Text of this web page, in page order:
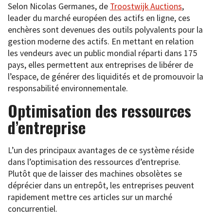
Selon Nicolas Germanes, de Troostwijk Auctions,
leader du marché européen des actifs en ligne, ces
enchères sont devenues des outils polyvalents pour la
gestion moderne des actifs. En mettant en relation
les vendeurs avec un public mondial réparti dans 175
pays, elles permettent aux entreprises de libérer de
l’espace, de générer des liquidités et de promouvoir la
responsabilité environnementale.
Optimisation des ressources
d’entreprise
L’un des principaux avantages de ce système réside
dans l’optimisation des ressources d’entreprise.
Plutôt que de laisser des machines obsolètes se
déprécier dans un entrepôt, les entreprises peuvent
rapidement mettre ces articles sur un marché
concurrentiel.